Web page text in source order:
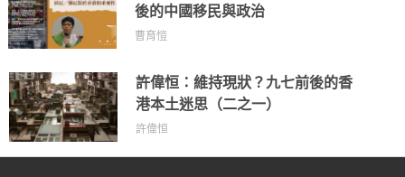
後的中國移民與政治
曹育愷
許偉恒：維持現狀？九七前後的香
港本土迷思（二之一）
許偉恒